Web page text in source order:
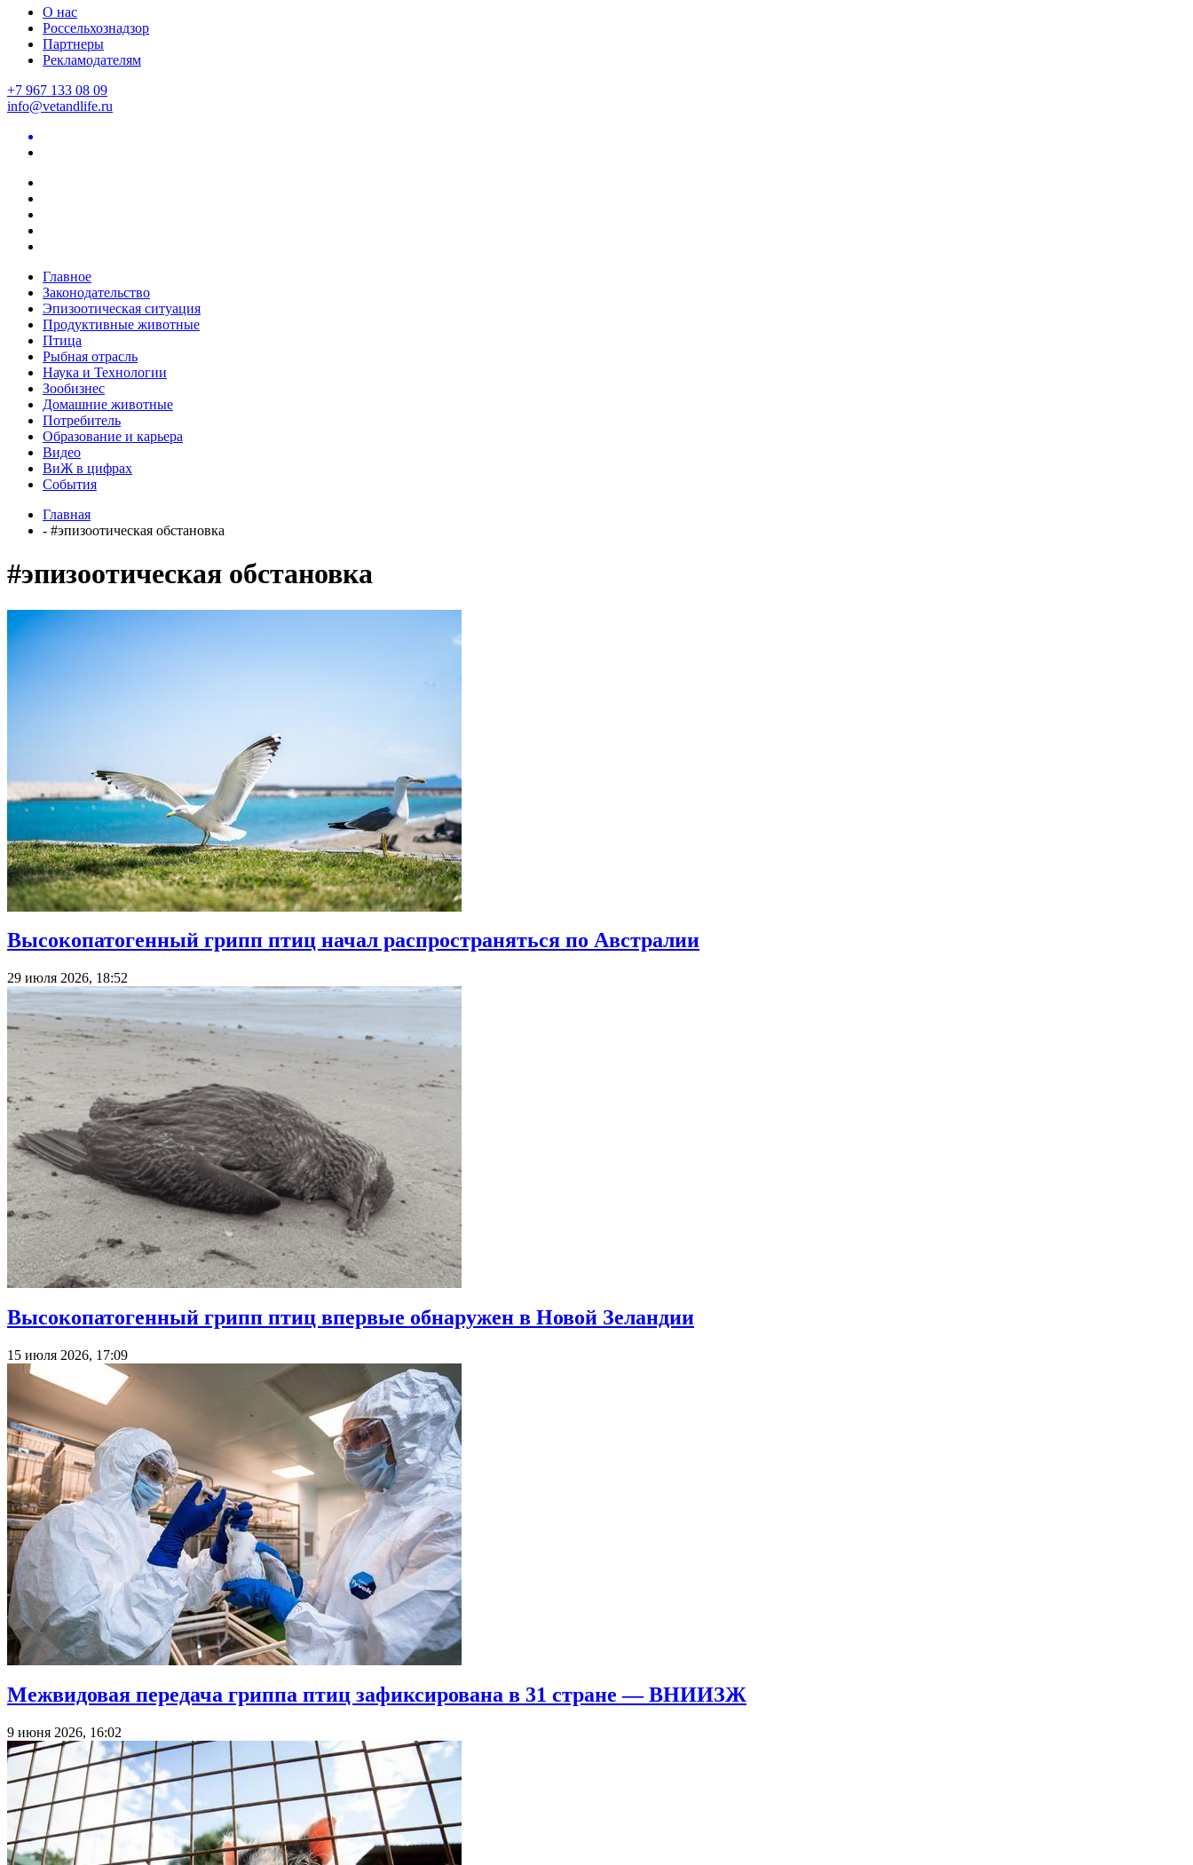
О нас
Россельхознадзор
Партнеры
Рекламодателям
+7 967 133 08 09
info@vetandlife.ru
Главное
Законодательство
Эпизоотическая ситуация
Продуктивные животные
Птица
Рыбная отрасль
Наука и Технологии
Зообизнес
Домашние животные
Потребитель
Образование и карьера
Видео
ВиЖ в цифрах
События
Главная
- #эпизоотическая обстановка
#эпизоотическая обстановка
Высокопатогенный грипп птиц начал распространяться по Австралии
29 июля 2026, 18:52
Высокопатогенный грипп птиц впервые обнаружен в Новой Зеландии
15 июля 2026, 17:09
Межвидовая передача гриппа птиц зафиксирована в 31 стране — ВНИИЗЖ
9 июня 2026, 16:02